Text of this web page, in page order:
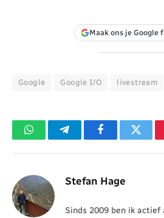
Maak ons je Google
Google Google I/O livestream
WhatsAppTelegramFacebook
Stefan Hage
Sinds 2009 ben ik